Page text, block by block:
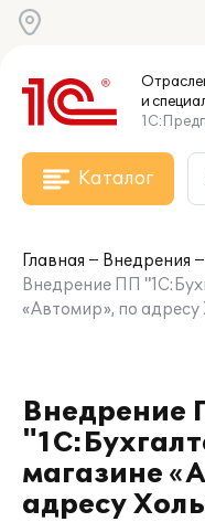
и
Каталог
Главная
Внедрения
Внедрение ПП
«Автомир», по адресу
Внедрение
магазине
адресу